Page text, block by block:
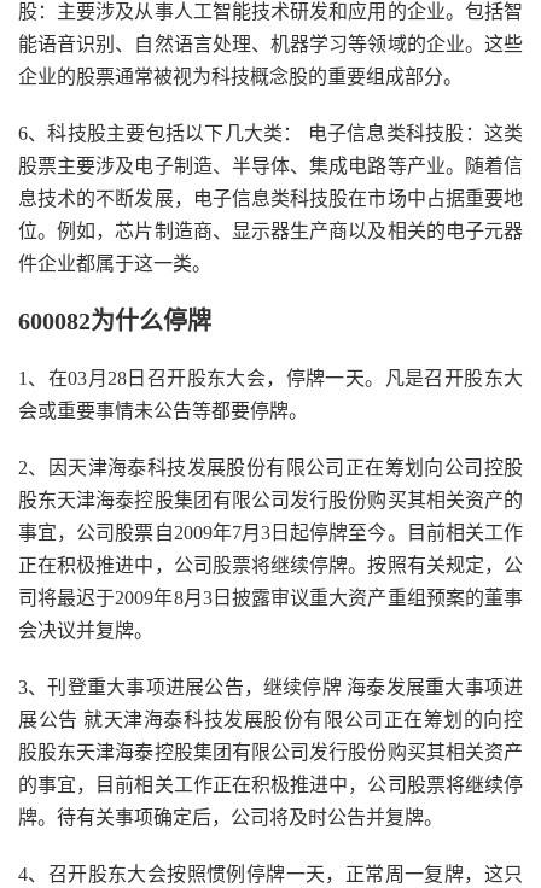
股：主要涉及从事人工智能技术研发和应用的企业。包括智
能语音识别、自然语言处理、机器学习等领域的企业。这些
企业的股票通常被视为科技概念股的重要组成部分。
6、科技股主要包括以下几大类： 电子信息类科技股：这类
股票主要涉及电子制造、半导体、集成电路等产业。随着信
息技术的不断发展，电子信息类科技股在市场中占据重要地
位。例如，芯片制造商、显示器生产商以及相关的电子元器
件企业都属于这一类。
600082为什么停牌
1、在03月28日召开股东大会，停牌一天。凡是召开股东大
会或重要事情未公告等都要停牌。
2、因天津海泰科技发展股份有限公司正在筹划向公司控股
股东天津海泰控股集团有限公司发行股份购买其相关资产的
事宜，公司股票自2009年7月3日起停牌至今。目前相关工作
正在积极推进中，公司股票将继续停牌。按照有关规定，公
司将最迟于2009年8月3日披露审议重大资产重组预案的董事
会决议并复牌。
3、刊登重大事项进展公告，继续停牌 海泰发展重大事项进
展公告 就天津海泰科技发展股份有限公司正在筹划的向控
股股东天津海泰控股集团有限公司发行股份购买其相关资产
的事宜，目前相关工作正在积极推进中，公司股票将继续停
牌。待有关事项确定后，公司将及时公告并复牌。
4、召开股东大会按照惯例停牌一天，正常周一复牌，这只